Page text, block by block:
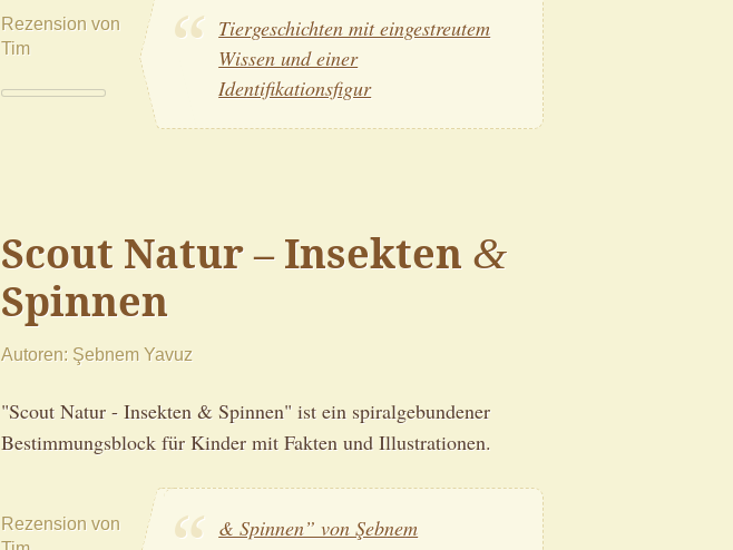
Rezension von
Tim
Tiergeschichten mit eingestreutem
Wissen und einer
Identifikationsfigur
Scout Natur – Insekten &
Spinnen
Autoren Şebnem Yavuz‎
"Scout Natur - Insekten & Spinnen" ist ein spiralgebundener
Bestimmungsblock für Kinder mit Fakten und Illustrationen.
Rezension von
& Spinnen” von Şebnem